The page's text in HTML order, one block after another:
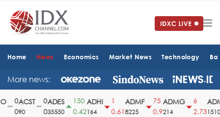
Home News Economics Market News Technology
More news:
ACST
90
ADES
35550
150
0.42
ADHI
164
0.61
ADMF
8225
75
0.9
ADMG
214
2.731510